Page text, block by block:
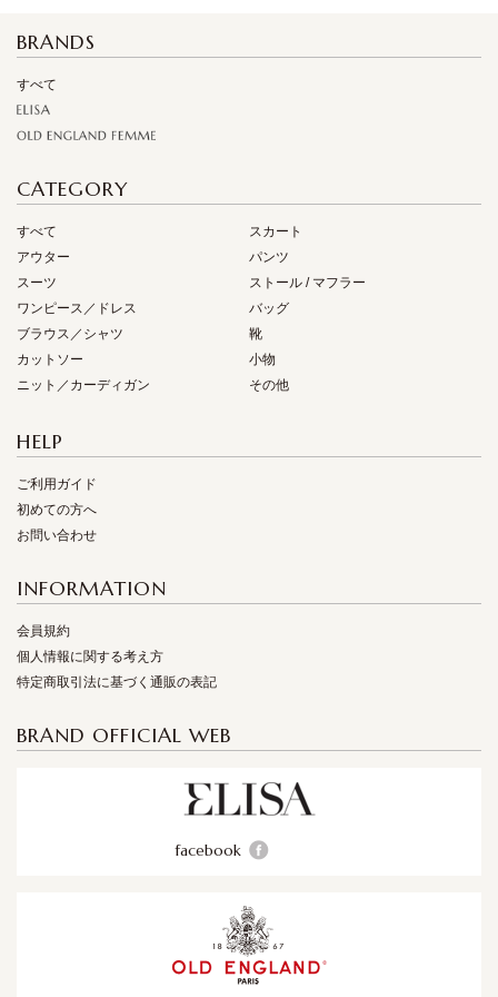
BRANDS
すべて
CATEGORY
すべて
アウター
スーツ
ワンピース／ドレス
ブラウス／シャツ
カットソー
ニット／カーディガン
スカート
パンツ
ストール / マフラー
バッグ
靴
小物
その他
HELP
ご利用ガイド
初めての方へ
お問い合わせ
INFORMATION
会員規約
個人情報に関する考え方
特定商取引法に基づく通販の表記
BRAND OFFICIAL WEB
facebook